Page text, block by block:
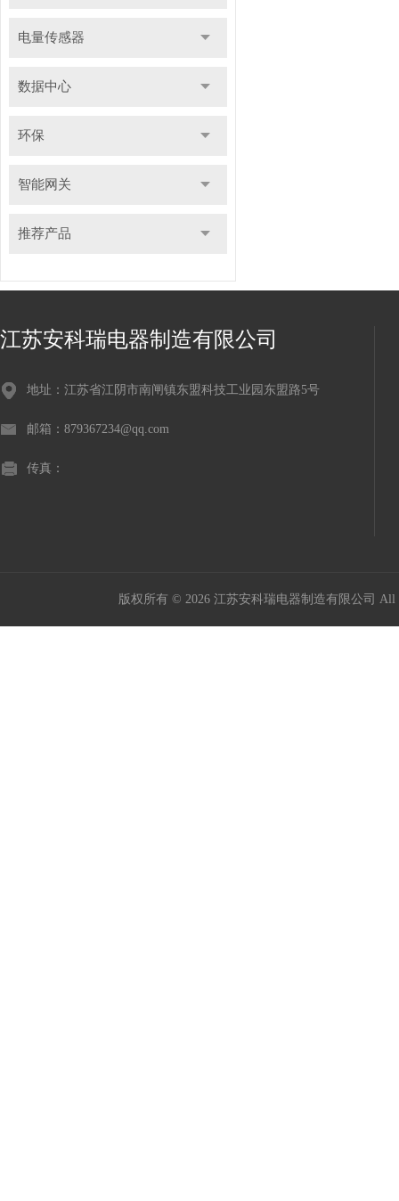
电量传感器
数据中心
环保
智能网关
推荐产品
江苏安科瑞电器制造有限公司
地址：江苏省江阴市南闸镇东盟科技工业园东盟路5号
邮箱：879367234@qq.com
传真：
版权所有 © 2026 江苏安科瑞电器制造有限公司